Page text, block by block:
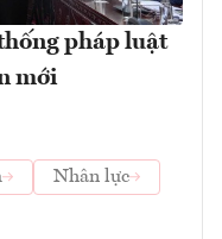
pháp luật
mới
Nhân lực